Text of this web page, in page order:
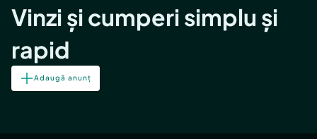
Vinzi și cumperi simplu și
rapid
Adaugă anunț